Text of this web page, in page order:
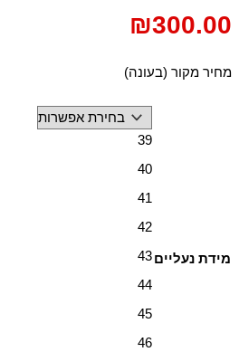
₪300.00
מחיר מקור (בעונה)
מידת נעליים
39
40
41
42
43
44
45
46